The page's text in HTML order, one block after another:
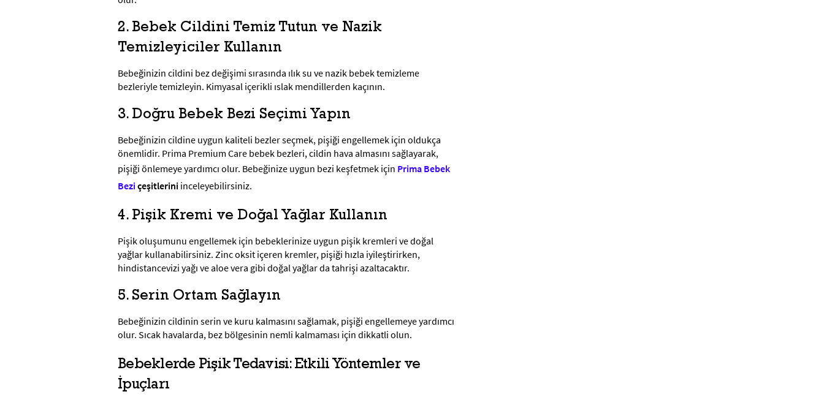
2. Bebek Cildini Temiz Tutun ve Nazik
Temizleyiciler Kullanın
Bebeğinizin cildini bez değişimi sırasında ılık su ve nazik bebek temizleme
bezleriyle temizleyin. Kimyasal içerikli ıslak mendillerden kaçının.
3. Doğru Bebek Bezi Seçimi Yapın
Bebeğinizin cildine uygun kaliteli bezler seçmek, pişiği engellemek için oldukça
önemlidir. Prima Premium Care bebek bezleri, cildin hava almasını sağlayarak,
pişiği önlemeye yardımcı olur. Bebeğinize uygun bezi keşfetmek için Prima Bebek
Beziçeşitlerini inceleyebilirsiniz.
4. Pişik Kremi ve Doğal Yağlar Kullanın
Pişik oluşumunu engellemek için bebeklerinize uygun pişik kremleri ve doğal
yağlar kullanabilirsiniz. Zinc oksit içeren kremler, pişiği hızla iyileştirirken,
hindistancevizi yağı ve aloe vera gibi doğal yağlar da tahrişi azaltacaktır.
5. Serin Ortam Sağlayın
Bebeğinizin cildinin serin ve kuru kalmasını sağlamak, pişiği engellemeye yardımcı
olur. Sıcak havalarda, bez bölgesinin nemli kalmaması için dikkatli olun.
Bebeklerde Pişik Tedavisi: Etkili Yöntemler ve
İpuçları